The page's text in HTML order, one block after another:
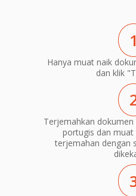
1
Hanya muat naik
dan klik
Terjemahkan
portugis dan muat
terjemahan dengan